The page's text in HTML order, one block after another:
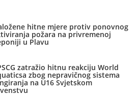
hitne mjere protiv ponovnog
požara na privremenoj
u Plavu
zatražio hitnu reakciju World
zbog nepravičnog sistema
na U16 Svjetskom